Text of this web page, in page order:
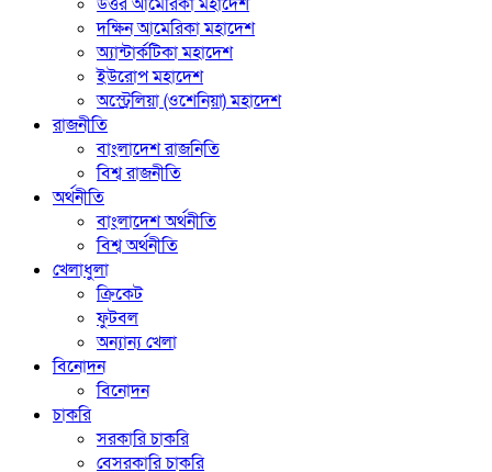
দক্ষিন আমেরিকা মহাদেশ
অ্যান্টার্কটিকা মহাদেশ
ইউরোপ মহাদেশ
অস্ট্রেলিয়া (ওশেনিয়া) মহাদেশ
রাজনীতি
বাংলাদেশ রাজনিতি
বিশ্ব রাজনীতি
অর্থনীতি
বাংলাদেশ অর্থনীতি
বিশ্ব অর্থনীতি
খেলাধুলা
ক্রিকেট
ফুটবল
অন্যান্য খেলা
বিনোদন
বিনোদন
চাকরি
সরকারি চাকরি
বেসরকারি চাকরি